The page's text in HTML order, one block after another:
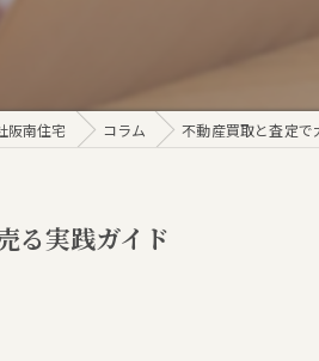
阪南住宅 コラム 不動産買取と査定で
る実践ガイド